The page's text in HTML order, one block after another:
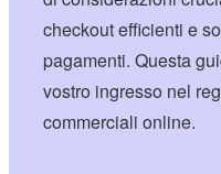
checkout efficienti e
pagamenti. Questa
vostro ingresso nel
commerciali online.